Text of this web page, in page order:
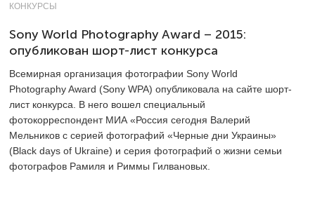
КОНКУРСЫ
Sony World Photography Award – 2015:
опубликован шорт-лист конкурса
Всемирная организация фотографии Sony World
Photography Award (Sony WPA) опубликовала на сайте шорт-
лист конкурса. В него вошел специальный
фотокорреспондент МИА «Россия сегодня Валерий
Мельников с серией фотографий «Черные дни Украины»
(Black days of Ukraine) и серия фотографий о жизни семьи
фотографов Рамиля и Риммы Гилвановых.